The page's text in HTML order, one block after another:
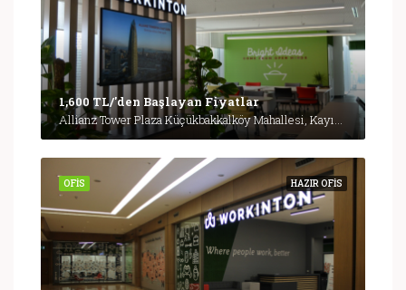
1,600 TL/'den Başlayan Fiyatlar
Allianz Tower Plaza Küçükbakkalköy Mahallesi, Kayışdağı Cd. No: 1 Kat: 5-6, 34752 Ataşehir/İstanbul, İstanbul
HAZIR OFIS
OFIS